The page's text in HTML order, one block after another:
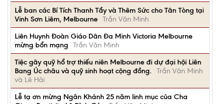
Lễ ban các Bí Tích Thanh Tẩy và Thêm Sức cho Tân Tòng tại
Vinh Sơn Liêm, Melbourne Trần Văn Minh
Liên Huynh Đoàn Giáo Dân Đa Minh Victoria Melbourne
mừng bổn mạng
Trần Văn Minh
Tiệc gây quỹ hổ trợ thiếu niên Melbourne đi dự đại hội Liên
Bang Úc châu và quỹ sinh hoạt cộng đồng.
Trần Văn Minh
và Lê Hải
Lễ tạ ơn mừng Ngân Khánh 25 năm linh mục của Cha